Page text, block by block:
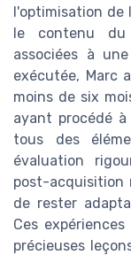
l'optimisation de
le contenu du
associées à
exécutée, Marc
moins de six
ayant procédé
tous des
évaluation
post-acquisition
de rester
Ces
précieuses